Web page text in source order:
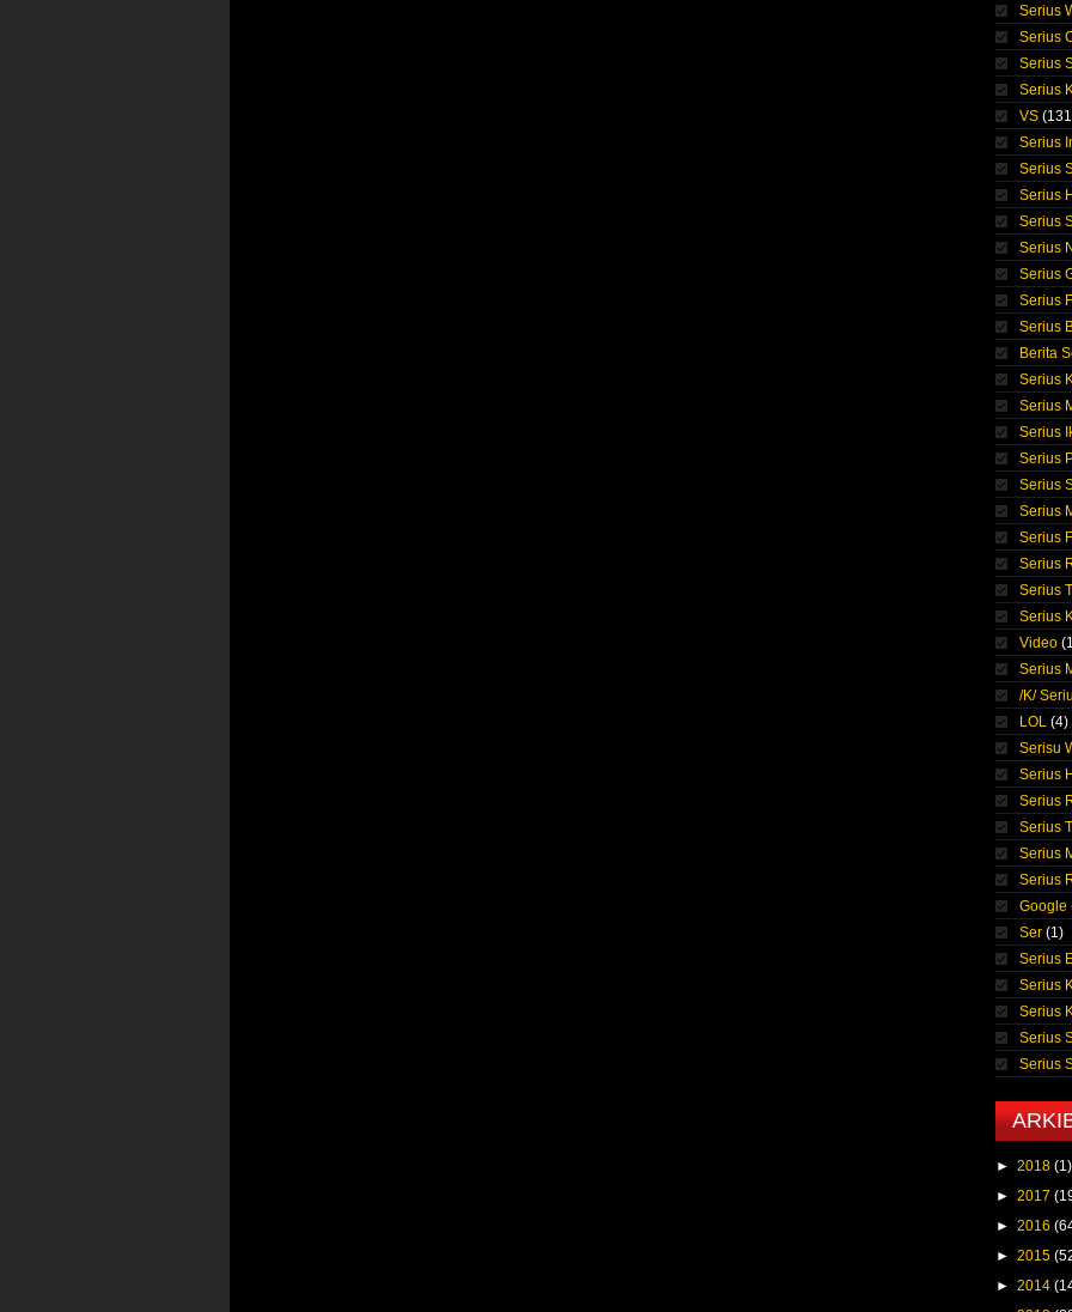
Serius
Serius
Serius
Serius
VS
Serius
Serius
Serius
Serius
Serius
Serius
Serius
Serius
Berita
Serius
Serius
Serius
Serius
Serius
Serius
Serius
Serius
Serius
Serius
Video
Serius
/K/
LOL (4)
Serisu
Serius
Serius
Serius
Serius
Serius
Google
Ser (1)
Serius
Serius
Serius
Serius
Serius
► 2018 (1)
► 2017
► 2016
► 2015
► 2014